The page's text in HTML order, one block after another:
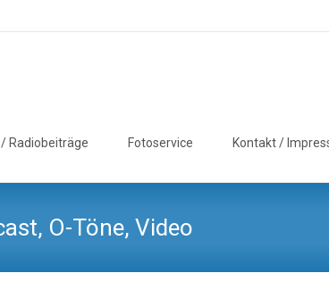
Radiobeiträge Fotoservice Kontakt /
O-Töne, Video